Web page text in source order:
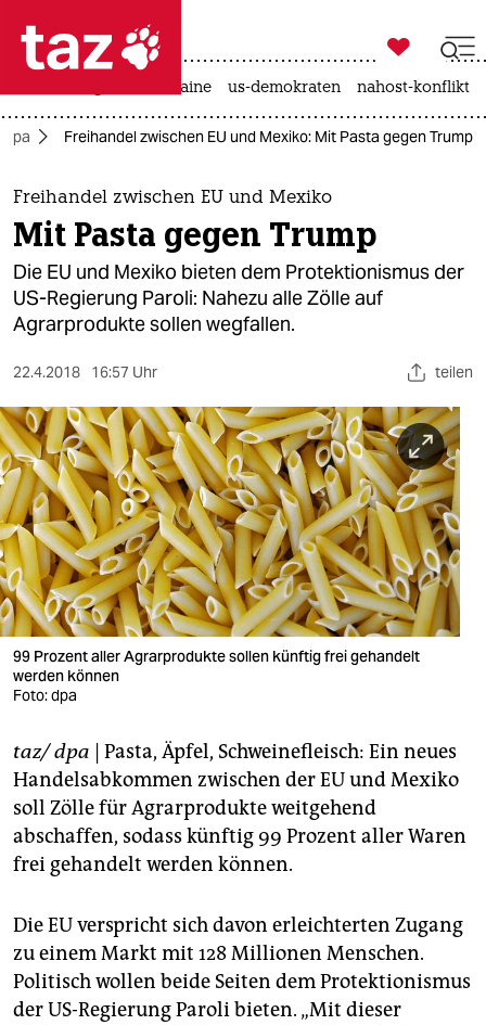
 taz zahl ich
taz zahl ich
themen
politik
öko
gesellschaft
sport
berlin
nord
wahrheit
verlag
verlag
shop
fragen & hilfe
unterstützen
genossenschaft
epaper login

taz zahl ich
krieg in der ukraine us-demokraten nahost-konflikt
Freihandel zwischen EU und Mexiko: Mit Pasta gegen Trump
Freihandel zwischen EU und Mexiko
Mit Pasta gegen Trump
Die EU und Mexiko bieten dem Protektionismus der
US-Regierung Paroli: Nahezu alle Zölle auf
Agrarprodukte sollen wegfallen.
22.4.2018 16:57 Uhr teilen
99 Prozent aller Agrarprodukte sollen künftig frei gehandelt
werden können
Foto: dpa
taz/ dpa | Pasta, Äpfel, Schweinefleisch: Ein neues
Handelsabkommen zwischen der EU und Mexiko
soll Zölle für Agrarprodukte weitgehend
abschaffen, sodass künftig 99 Prozent aller Waren
frei gehandelt werden können.
Die EU verspricht sich davon erleichterten Zugang
zu einem Markt mit 128 Millionen Menschen.
Politisch wollen beide Seiten dem Protektionismus
der US-Regierung Paroli bieten. „Mit dieser